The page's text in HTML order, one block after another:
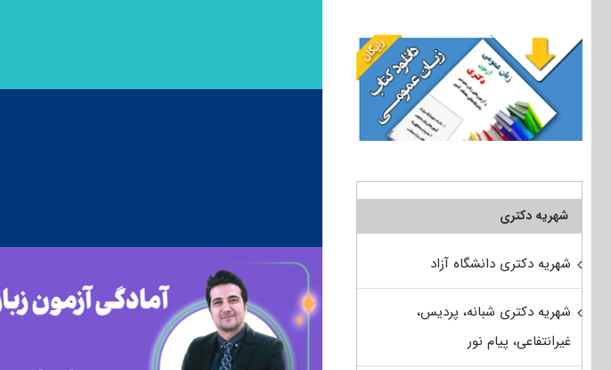
شهریه دکتری
شهریه دکتری دانشگاه آزاد
شهریه دکتری شبانه، پردیس،
غیرانتفاعی، پیام نور